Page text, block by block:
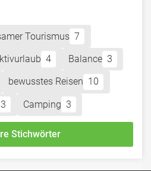
Tourismus 7
4 Balance 3
bewusstes Reisen 10
3 Camping 3
Stichwörter